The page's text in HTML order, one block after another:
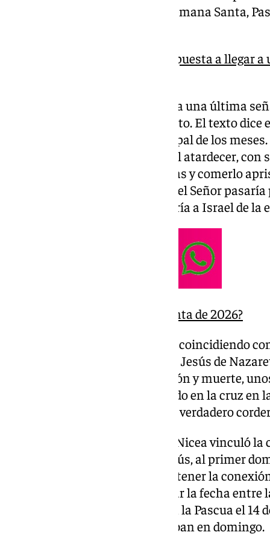
que comprende la Cuaresma, Semana Santa,
La Iglesia Católica está dispuesta a llegar
Según el libro del ‘Éxodo’, Dios da una última
pueblo de Israel del país de Egipto. El texto dice
para los hijos de Israel el principal de los
debían matar un cordero puro al atardecer,
dintel de las puertas de sus casas y comerlo
porque ese sería el día en el que el Señor
primogénitos de Egipto y liberaría a Israel de la
¿Cuándo cae la Semana Santa de 2026?
Según el calendario lunar judío, coincidiendo
la tradición del pueblo de Israel, Jesús de
sus discípulos, antes de su pasión y muerte,
llena del mes de Nisan; muriendo en la cruz en
los meses para los judíos, como verdadero
Desde el año 325, el Concilio de Nicea vinculó
cristiana, la resurrección de Jesús, al primer
de la primavera, buscando mantener la
raíces del cristianismo y unificar la fecha
judeocristianas, que celebraban la Pascua el
gentiles que siempre la celebraban en domingo.